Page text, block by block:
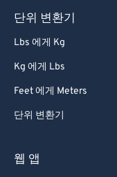
단위 변환기
Lbs 에게 Kg
Kg 에게 Lbs
Feet 에게 Meters
단위 변환기
웹 앱